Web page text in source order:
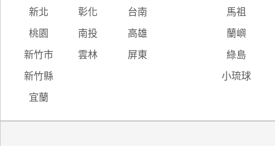
新北 彰化 台南 馬祖
桃園 南投 高雄 蘭嶼
新竹市 雲林 屏東 綠島
新竹縣 小琉球
宜蘭